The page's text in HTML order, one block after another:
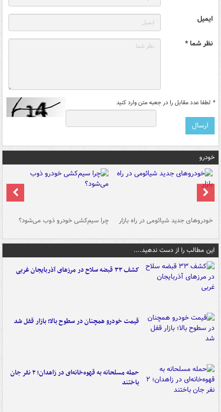
ایمیل
نظر شما *
* لطفا عدد مقابل را در جعبه متن وارد کنید
خودرو
خودروهای جدید شیائومی در راه بازار چرا سیم‌کشی خودرو ذوب می‌شود؟
این مطالب را از دست ندهید....
کشف ۳۳ قبضه سلاح در مرزهای آذربایجان غربی
قیمت خودرو همچنان در سطوح بالا؛ بازار قفل شد
حمله مسلحانه به قهوه‌خانه‌ای در زاهدان؛ ۲ نفر جان
باختند